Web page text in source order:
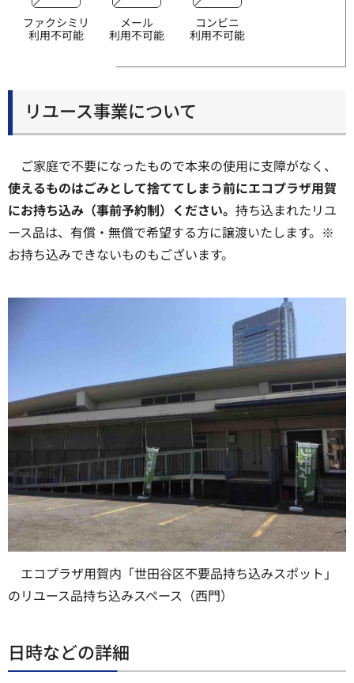
ファクシミリ
利用不可能
メール
利用不可能
コンビニ
利用不可能
リユース事業について
ご家庭で不要になったもので本来の使用に支障がなく、
使えるものはごみとして捨ててしまう前にエコプラザ用賀
にお持ち込み（事前予約制）ください。 持ち込まれたリユ
ース品は、有償・無償で希望する方に譲渡いたします。※
お持ち込みできないものもございます。
エコプラザ用賀内「世田谷区不要品持ち込みスポット」
のリユース品持ち込みスペース（西門）
日時などの詳細